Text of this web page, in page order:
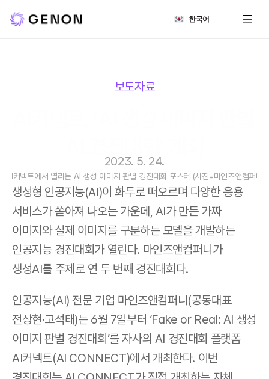
한국어
보도자료
2023. 5. 24.
AI커넥트에서 열리는 AI 생성 이미지 판별 경진대회 포스터 (사진=마인즈앤컴퍼니)
생성형 인공지능(AI)이 화두로 떠오르며 다양한 응용
서비스가 쏟아져 나오는 가운데, AI가 만든 가짜
이미지와 실제 이미지를 구분하는 모델을 개발하는
인공지능 경진대회가 열린다. 마인즈앤컴퍼니가
생성AI를 주제로 연 두 번째 경진대회다.
인공지능(AI) 전문 기업 마인즈앤컴퍼니(공동대표
전상현·고석태)는 6월 7일부터 ‘Fake or Real: AI 생성
이미지 판별 경진대회’를 자사의 AI 경진대회 플랫폼
AI커넥트(AI CONNECT)에서 개최한다. 이번